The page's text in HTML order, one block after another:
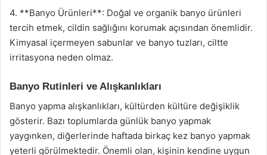
4. **Banyo Ürünleri**: Doğal ve organik banyo ürünleri
tercih etmek, cildin sağlığını korumak açısından önemlidir.
Kimyasal içermeyen sabunlar ve banyo tuzları, ciltte
irritasyona neden olmaz.
Banyo Rutinleri ve Alışkanlıkları
Banyo yapma alışkanlıkları, kültürden kültüre değişiklik
gösterir. Bazı toplumlarda günlük banyo yapmak
yaygınken, diğerlerinde haftada birkaç kez banyo yapmak
yeterli görülmektedir. Önemli olan, kişinin kendine uygun